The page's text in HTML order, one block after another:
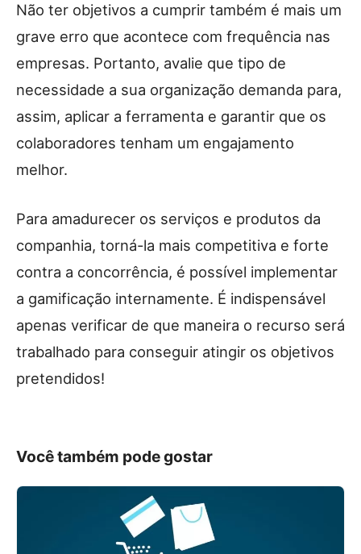
Não ter objetivos a cumprir também é mais um
grave erro que acontece com frequência nas
empresas. Portanto, avalie que tipo de
necessidade a sua organização demanda para,
assim, aplicar a ferramenta e garantir que os
colaboradores tenham um engajamento
melhor.
Para amadurecer os serviços e produtos da
companhia, torná-la mais competitiva e forte
contra a concorrência, é possível implementar
a gamificação internamente. É indispensável
apenas verificar de que maneira o recurso será
trabalhado para conseguir atingir os objetivos
pretendidos!
Você também pode gostar